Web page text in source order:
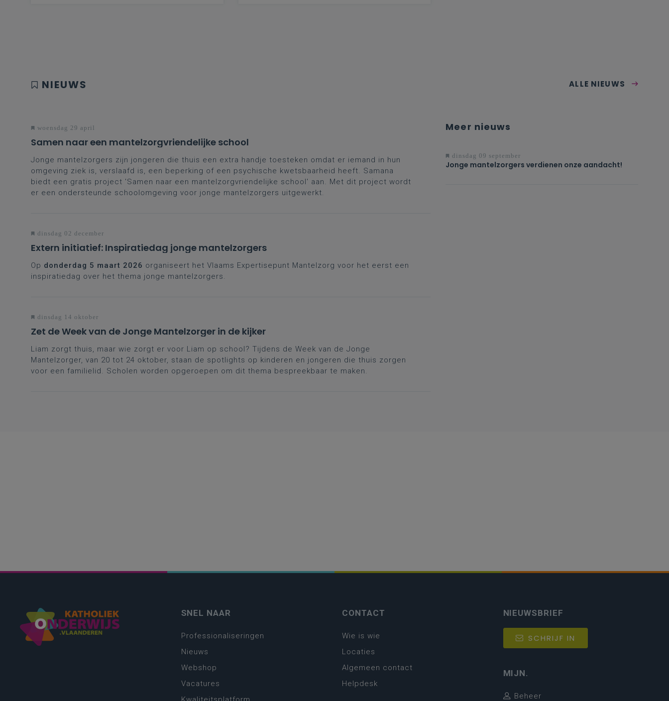
NIEUWS ALLE NIEUWS
woensdag 29 april
Samen naar een mantelzorgvriendelijke school
Jonge mantelzorgers zijn jongeren die thuis een extra handje toesteken omdat er iemand in hun
omgeving ziek is, verslaafd is, een beperking of een psychische kwetsbaarheid heeft. Samana
biedt een gratis project 'Samen naar een mantelzorgvriendelijke school' aan. Met dit project wordt
er een ondersteunde schoolomgeving voor jonge mantelzorgers uitgewerkt.
dinsdag 02 december
Extern initiatief: Inspiratiedag jonge mantelzorgers
Op donderdag 5 maart 2026 organiseert het Vlaams Expertisepunt Mantelzorg voor het eerst een
inspiratiedag over het thema jonge mantelzorgers.
dinsdag 14 oktober
Zet de Week van de Jonge Mantelzorger in de kijker
Liam zorgt thuis, maar wie zorgt er voor Liam op school? Tijdens de Week van de Jonge
Mantelzorger, van 20 tot 24 oktober, staan de spotlights op kinderen en jongeren die thuis zorgen
voor een familielid. Scholen worden opgeroepen om dit thema bespreekbaar te maken.
Meer nieuws
dinsdag 09 september
Jonge mantelzorgers verdienen onze aandacht!
SNEL NAAR
Professionaliseringen
Nieuws
Webshop
Vacatures
CONTACT
Wie is wie
Locaties
Algemeen contact
Helpdesk
NIEUWSBRIEF
SCHRIJF IN
MIJN.
Beheer